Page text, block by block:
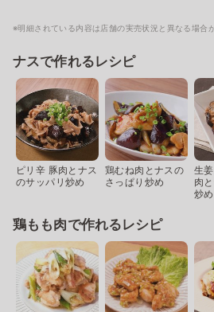
※明細されている内容は店舗の実売状況と異なる場合
ナスで作れるレシピ
ピリ辛 豚肉とナス
のサッパリ炒め
鶏むね肉とナスの
さっぱり炒め
生
肉
炒め
鶏もも肉で作れるレシピ